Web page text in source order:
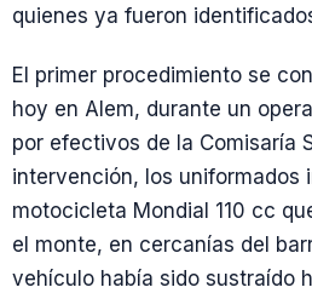
quienes ya fueron
El primer procedimiento se
hoy en Alem, durante un
por efectivos de la Comisaría
intervención, los uniformados
motocicleta Mondial 110 cc
el monte, en cercanías del
vehículo había sido sustraído